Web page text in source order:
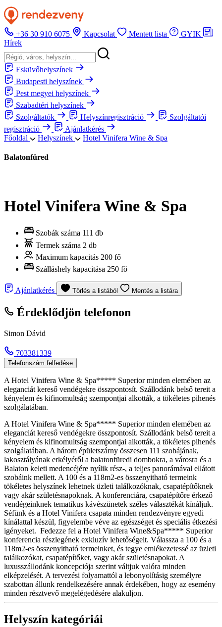
+36 30 910 6075 Kapcsolat Mentett lista
GYIK
Hírek
Esküvőhelyszínek
Budapesti helyszínek
Pest megyei helyszínek
Szabadtéri helyszínek
Szolgáltatók
Helyszínregisztráció
Szolgáltatói
regisztráció
Ajánlatkérés
Főoldal
Helyszínek Hotel Vinifera Wine & Spa
Balatonfüred
Hotel Vinifera Wine & Spa
Szobák száma 111 db
Termek száma 2 db
Maximum kapacitás 200 fő
Szálláshely kapacitása 250 fő
Ajánlatkérés Törlés a listából Mentés a listára
Érdeklődjön telefonon
Simon Dávid
703381339
Telefonszám felfedése
A Hotel Vinifera Wine & Spa***** Superior minden elemében az
eleganciát kereső vendégekre összpontosít. Szállodánk belső tereit a
kényelem és kifinomultság szempontjai alkották, a tökéletes pihenés
szolgálatában.
A Hotel Vinifera Wine & Spa***** Superior minden elemében az
eleganciát kereső vendégekre összpontosít. Szállodánk belső tereit a
kényelem és kifinomultság szempontjai alkották, a tökéletes pihenés
szolgálatában. A három épületszárny összesen 111 szobájának,
lakosztályának erkélyéről a balatonfüredi dombokra, a városra és a
Balaton keleti medencéjére nyílik rész-, a teljes panorámával ellátott
szobáink mellett. A 100 és a 118m2-es összenyitható termeink
tökéletes helyszínek lehetnek üzleti találkozóknak, csapatépítőknek
vagy akár születésnapoknak. A konferenciára, csapatépítőre érkező
vendégeinknek tematikus kávészünetek széles választékát kínáljuk.
Séfünk és a Hotel Vinifera csapata minden rendezvényre egyedi
kínálattal készül, figyelembe véve az egészséget és speciális étkezési
igényeket. Fedezze fel a Hotel Vinifera Wine&Spa***** Superior
konferencia részlegének exkluzív lehetőségeit. Válassza a 100 és a
118m2-es összenyitható termeinket, és tegye emlékezetessé az üzleti
találkozókat, csapatépítőket, vagy akár születésnapokat. A
luxusszállodánk koncepciója szerint váltjuk valóra minden
elképzelését. A tervezési folyamattól a lebonyolításig személyre
szabottan állunk rendelkezésére annak érdekében, hogy az esemény
minden résztvevő megelégedésére alakuljon.
Helyszín kategóriái